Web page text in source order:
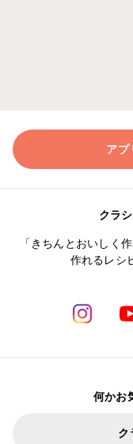
アプ
クラ
「きちんとおいしく
作れるレシ
何かお
ク